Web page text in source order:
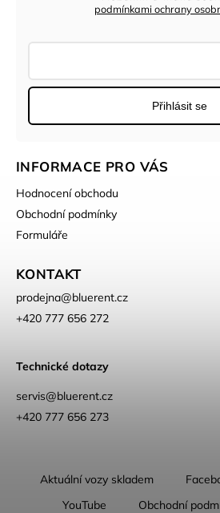
podmínkami ochrany
Přihlásit se
INFORMACE PRO VÁS
Hodnocení obchodu
Obchodní podmínky
Formuláře
KONTAKT
prodejna@bluerent.cz
+420 777 656 272
Technické dotazy
servis@bluerent.cz
+420 777 656 273
Aktuální vozy skladem
YouTube
Obchodní